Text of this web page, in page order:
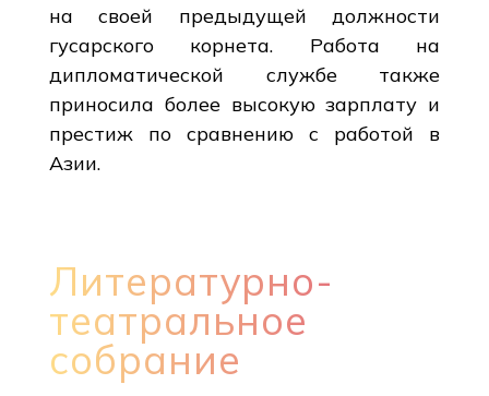
на своей предыдущей должности
гусарского корнета. Работа на
дипломатической службе также
приносила более высокую зарплату и
престиж по сравнению с работой в
Азии.
Литературно-
театральное
собрание